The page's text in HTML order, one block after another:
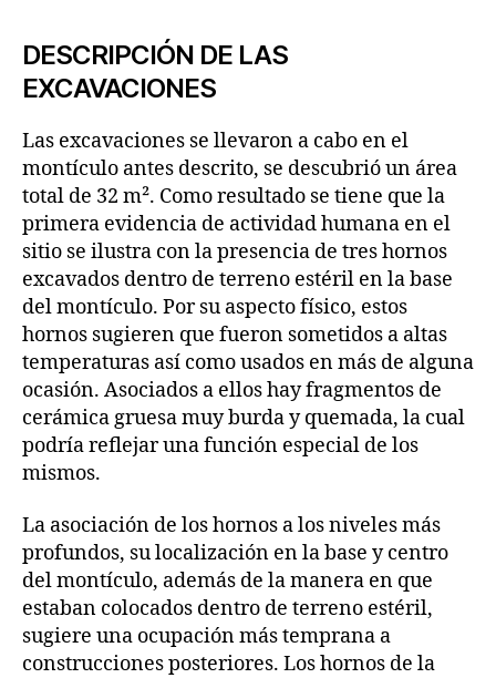
DESCRIPCIÓN DE LAS
EXCAVACIONES
Las excavaciones se llevaron a cabo en el
montículo antes descrito, se descubrió un área
total de 32 m². Como resultado se tiene que la
primera evidencia de actividad humana en el
sitio se ilustra con la presencia de tres hornos
excavados dentro de terreno estéril en la base
del montículo. Por su aspecto físico, estos
hornos sugieren que fueron sometidos a altas
temperaturas así como usados en más de alguna
ocasión. Asociados a ellos hay fragmentos de
cerámica gruesa muy burda y quemada, la cual
podría reflejar una función especial de los
mismos.
La asociación de los hornos a los niveles más
profundos, su localización en la base y centro
del montículo, además de la manera en que
estaban colocados dentro de terreno estéril,
sugiere una ocupación más temprana a
construcciones posteriores. Los hornos de la